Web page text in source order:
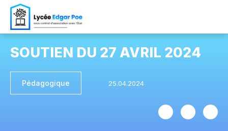
SOUTIEN DU 27 AVRIL 2024
Pédagogique